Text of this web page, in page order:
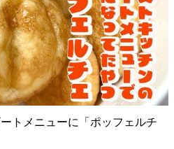
トメニューに「ポッフェルチ